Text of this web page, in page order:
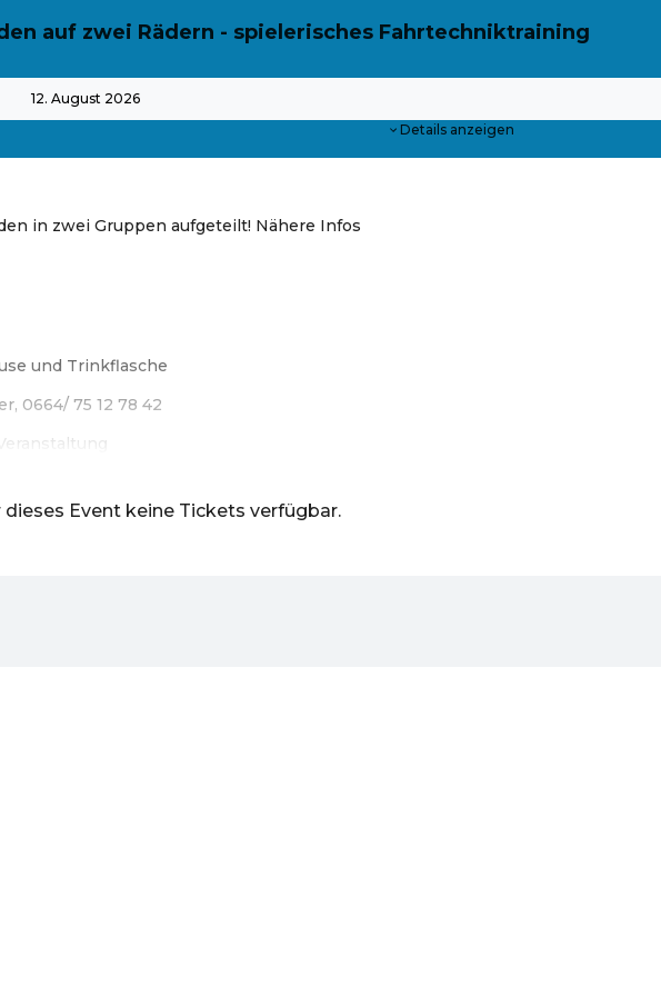
auf zwei Rädern - spielerisches Fahrtechniktraining
12. August 2026
Details anzeigen
in zwei Gruppen aufgeteilt! Nähere Infos
und Trinkflasche
0664/ 75 12 78 42
Event keine Tickets verfügbar.